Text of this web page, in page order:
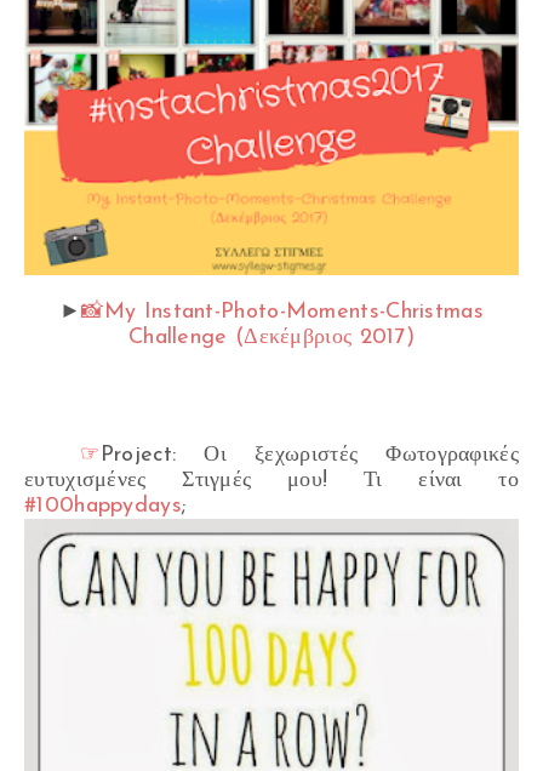
►📸My Instant-Photo-Moments-Christmas
Challenge (Δεκέμβριος 2017)
☞ Project: Οι ξεχωριστές Φωτογραφικές
ευτυχισμένες Στιγμές μου! Τι είναι το
#100happydays;